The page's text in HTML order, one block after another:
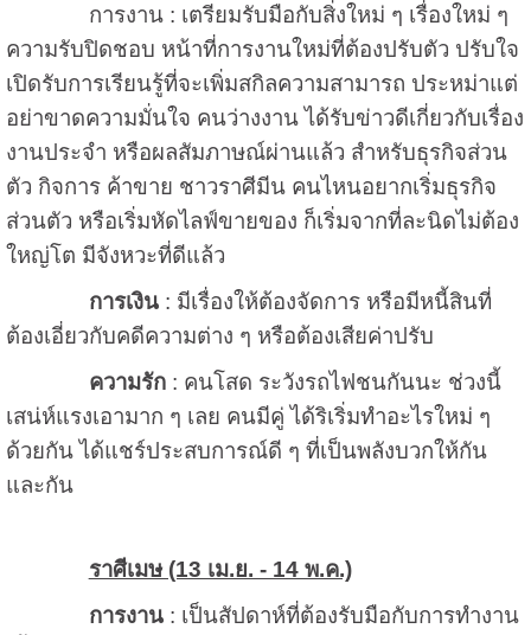
การงาน : เตรียมรับมือกับสิ่งใหม่ ๆ เรื่องใหม่ ๆ
ความรับปิดชอบ หน้าที่การงานใหม่ที่ต้องปรับตัว ปรับใจ
เปิดรับการเรียนรู้ที่จะเพิ่มสกิลความสามารถ ประหม่าแต่
อย่าขาดความมั่นใจ คนว่างงาน ได้รับข่าวดีเกี่ยวกับเรื่อง
งานประจำ หรือผลสัมภาษณ์ผ่านแล้ว สำหรับธุรกิจส่วน
ตัว กิจการ ค้าขาย ชาวราศีมีน คนไหนอยากเริ่มธุรกิจ
ส่วนตัว หรือเริ่มหัดไลฟ์ขายของ ก็เริ่มจากที่ละนิดไม่ต้อง
ใหญ่โต มีจังหวะที่ดีแล้ว
การเงิน: มีเรื่องให้ต้องจัดการ หรือมีหนี้สินที่
ต้องเอี่ยวกับคดีความต่าง ๆ หรือต้องเสียค่าปรับ
ความรัก: คนโสด ระวังรถไฟชนกันนะ ช่วงนี้
เสน่ห์แรงเอามาก ๆ เลย คนมีคู่ ได้ริเริ่มทำอะไรใหม่ ๆ
ด้วยกัน ได้แชร์ประสบการณ์ดี ๆ ที่เป็นพลังบวกให้กัน
และกัน
ราศีเมษ (13 เม.ย. - 14 พ.ค.)
การงาน: เป็นสัปดาห์ที่ต้องรับมือกับการทำงาน